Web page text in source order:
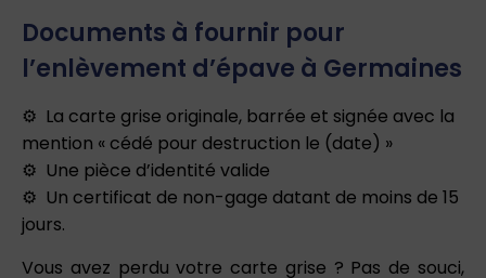
Documents à fournir pour
l’enlèvement d’épave à Germaines
La carte grise originale, barrée et signée avec la
mention « cédé pour destruction le (date) »
Une pièce d’identité valide
Un certificat de non-gage datant de moins de 15
jours.
Vous avez perdu votre carte grise ? Pas de souci,